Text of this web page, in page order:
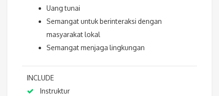
Uang tunai
Semangat untuk berinteraksi dengan
masyarakat lokal
Semangat menjaga lingkungan
INCLUDE
Instruktur